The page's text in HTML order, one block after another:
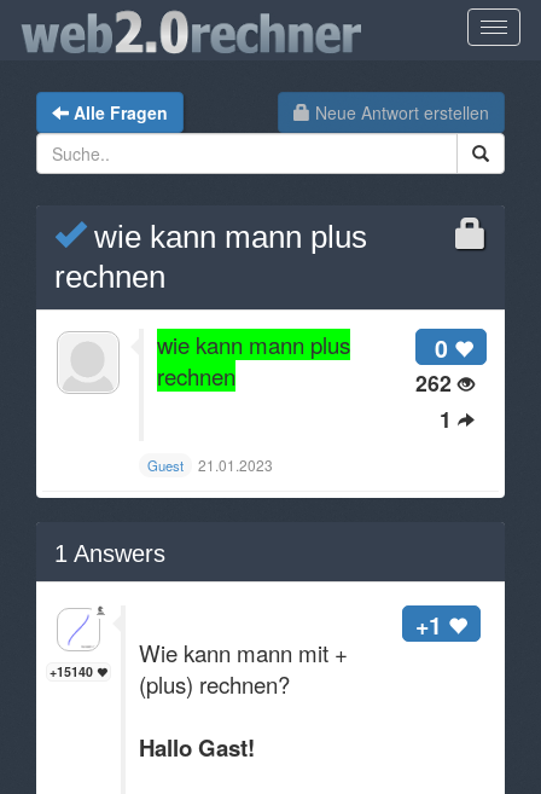
Neue Antwort erstellen
Alle Fragen
wie kann mann plus
rechnen
0
262
1
wie kann mann plus
rechnen
Guest 21.01.2023
1 Answers
+15140
+1
Wie kann mann mit +
(plus) rechnen?
Hallo Gast!